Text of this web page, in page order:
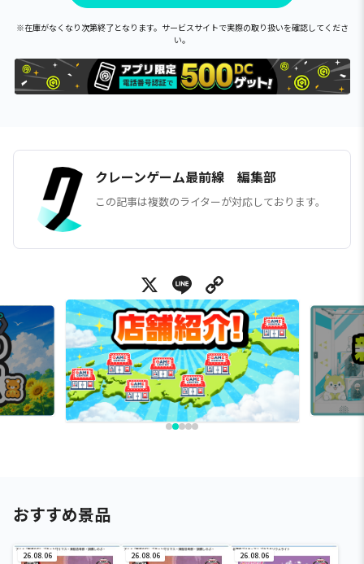
※在庫がなくなり次第終了となります。サービスサイトで実際の取り扱いを確認してくださ
い。
クレーンゲーム最前線 編集部
この記事は複数のライターが対応しております。
X Line
おすすめ景品
26.08.06 26.08.06 26.08.06